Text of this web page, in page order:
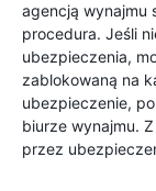
agencją wynajmu
procedura. Jeśli
ubezpieczenia,
zablokowaną na
ubezpieczenie,
biurze wynajmu.
przez